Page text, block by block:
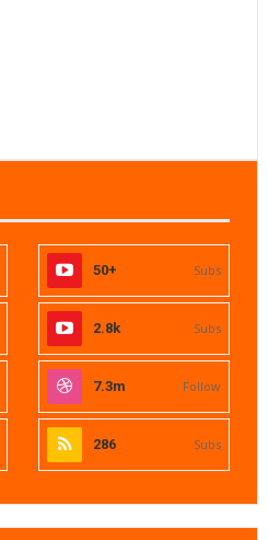
50+ Subs
2.8k Subs
7.3m Follow
286 Subs